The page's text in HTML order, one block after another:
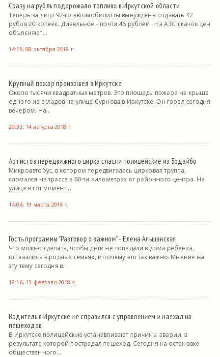
Сразу на рубль подорожало топливо в Иркутской области
Теперь за литр 92-го автомобилисты вынуждены отдавать 42
рубля 20 копеек. Дизельное - почти 46 рублей . На АЗС скачок цен
объясняют...
14:19, 08 октября 2018 г.
Крупный пожар произошел в Иркутске
Около тысячи квадратных метров. Это площадь пожара на крыше
одного из складов на улице Сурнова в Иркутске. Он горел сегодня
вечером. На...
20:33, 14 августа 2018 г.
Артистов передвижного цирка спасли полицейские из Бодайбо
Микроавтобус, в котором передвигалась цирковая труппа,
сломался на трассе в 60-ти километрах от районного центра. На
улице в тот момент...
14:04, 19 марта 2018 г.
Гость программы "Разговор о важном" - Елена Альшанская
Что можно сделать, чтобы дети не попадали в дома ребенка,
оставались в родных семьях, и почему это так важно. Мнение на
эту тему сегодня в...
18:16, 13 февраля 2018 г.
Водитель в Иркутске не справился с управлением и наехал на
пешеходов
В Иркутске полицейские устанавливают причины аварии, в
результате которой пострадал пешеход. Сегодня на остановке
общественного...